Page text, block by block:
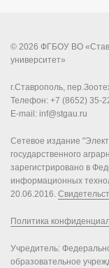
© 2026 ФГБОУ ВО
университет»
г.Ставрополь,
Телефон: +7 (8652) 35-
E-mail: inf@stgau.ru
Сетевое издание
государственного
зарегистрировано в
информационных
20.06.2016.
Политика
Учредитель:
образовательное